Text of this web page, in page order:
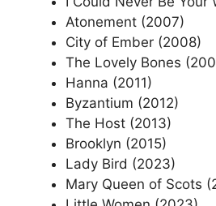
Atonement (2007)
City of Ember (2008)
The Lovely Bones
Hanna (2011)
Byzantium (2012)
The Host (2013)
Brooklyn (2015)
Lady Bird (2023)
Mary Queen of Scots